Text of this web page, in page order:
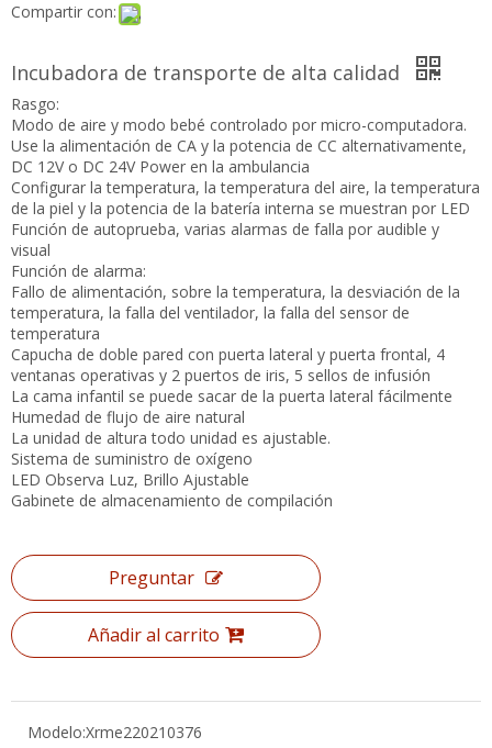
Compartir con:
Incubadora de transporte de alta calidad
Rasgo:
Modo de aire y modo bebé controlado por micro-computadora.
Use la alimentación de CA y la potencia de CC alternativamente,
DC 12V o DC 24V Power en la ambulancia
Configurar la temperatura, la temperatura del aire, la temperatura
de la piel y la potencia de la batería interna se muestran por LED
Función de autoprueba, varias alarmas de falla por audible y
visual
Función de alarma:
Fallo de alimentación, sobre la temperatura, la desviación de la
temperatura, la falla del ventilador, la falla del sensor de
temperatura
Capucha de doble pared con puerta lateral y puerta frontal, 4
ventanas operativas y 2 puertos de iris, 5 sellos de infusión
La cama infantil se puede sacar de la puerta lateral fácilmente
Humedad de flujo de aire natural
La unidad de altura todo unidad es ajustable.
Sistema de suministro de oxígeno
LED Observa Luz, Brillo Ajustable
Gabinete de almacenamiento de compilación
Preguntar
Añadir al carrito
Modelo:Xrme220210376